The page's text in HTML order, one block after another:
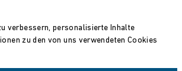
verbessern, personalisierte Inhalte
zu den von uns verwendeten Cookies